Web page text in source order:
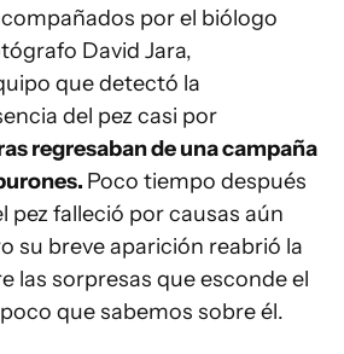
por el biólogo
David Jara,
que detectó la
del pez casi por
regresaban de una campaña
Poco tiempo después
pez falleció por causas aún
su breve aparición reabrió la
las sorpresas que esconde el
que sabemos sobre él.